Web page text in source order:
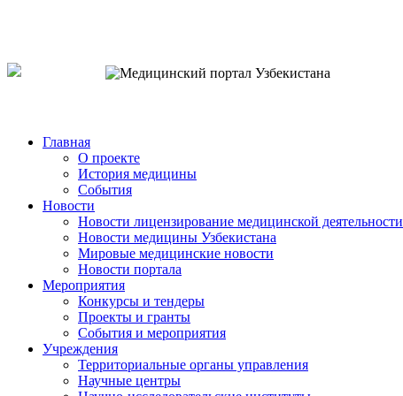
Главная
О проекте
История медицины
События
Новости
Новости лицензирование медицинской деятельности
Новости медицины Узбекистана
Мировые медицинские новости
Новости портала
Мероприятия
Конкурсы и тендеры
Проекты и гранты
События и мероприятия
Учреждения
Территориальные органы управления
Научные центры